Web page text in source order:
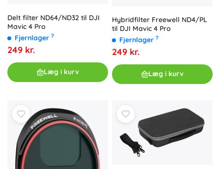
Delt filter ND64/ND32 til DJI
Mavic 4 Pro
Fjernlager ?
249 kr.
Læg i kurv
Hybridfilter Freewell ND4/PL
til DJI Mavic 4 Pro
Fjernlager ?
249 kr.
Læg i kurv